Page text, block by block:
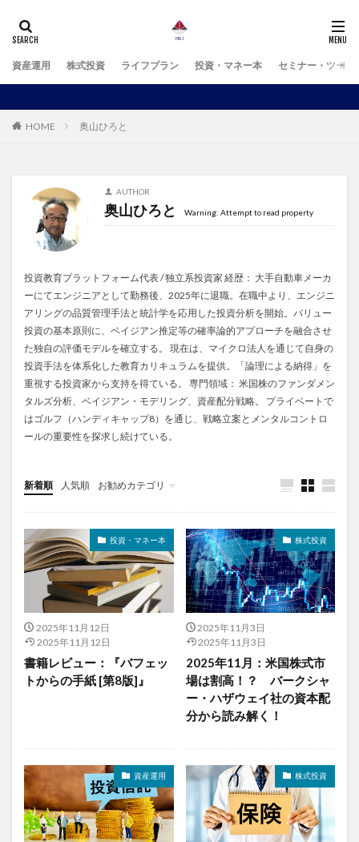
資産運用 株式投資 ライフプラン 投資・マネー本 セミナー・ツール
HOME 奥山ひろと
AUTHOR
奥山ひろと Warning: Attempt to read property
投資教育プラットフォーム代表 / 独立系投資家 経歴： 大手自動車メーカ
ーにてエンジニアとして勤務後、2025年に退職。在職中より、エンジニ
アリングの品質管理手法と統計学を応用した投資分析を開始。バリュー
投資の基本原則に、ベイジアン推定等の確率論的アプローチを融合させ
た独自の評価モデルを確立する。 現在は、マイクロ法人を通じて自身の
投資手法を体系化した教育カリキュラムを提供。「論理による納得」を
重視する投資家から支持を得ている。 専門領域： 米国株のファンダメン
タルズ分析、ベイジアン・モデリング、資産配分戦略。 プライベートで
はゴルフ（ハンディキャップ8）を通じ、戦略立案とメンタルコントロ
ールの重要性を探求し続けている。
新着順 人気順 お勧めカテゴリ
未分類
投資・マネー本
2025年11月12日
2025年11月12日
書籍レビュー：『バフェッ
トからの手紙 [第8版]』
株式投資
2025年11月3日
2025年11月3日
2025年11月：米国株式市
場は割高！？ バークシャ
ー・ハザウェイ社の資本配
分から読み解く！
資産運用 株式投資